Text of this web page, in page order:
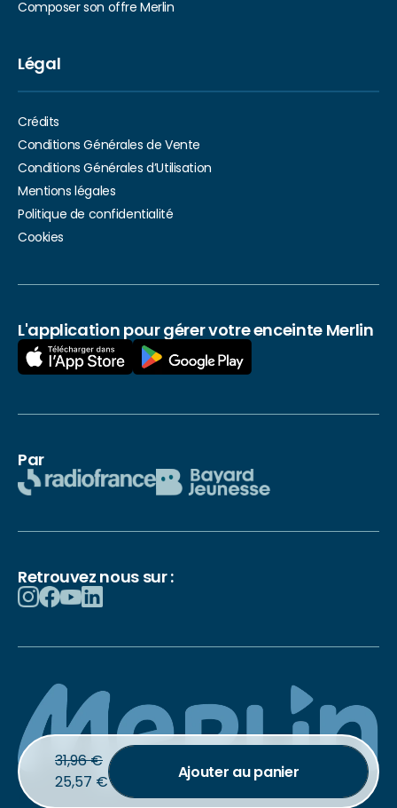
31,96€
25,57 € Ajouter au panier
Composer son offre Merlin
Légal
Crédits
Conditions Générales de Vente
Conditions Générales d’Utilisation
Mentions légales
Politique de confidentialité
Cookies
© 2026 La chouette radio – Tous droits réservés
L'application pour gérer votre enceinte Merlin
Par
Retrouvez nous sur :